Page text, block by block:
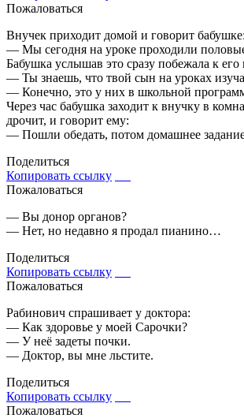
Пожаловаться
Внучек приходит домой и говорит бабушке:
— Мы сегодня на уроке проходили
Бабушка услышав это сразу побежала к его
— Ты знаешь, что твой сын на уроках
— Конечно, это у них в школьной
Через час бабушка заходит к внучку в
дрочит, и говорит ему:
— Пошли обедать, потом домашнее
Поделиться
Копировать ссылку
Пожаловаться
— Вы донор органов?
— Нет, но недавно я продал пианино…
Поделиться
Копировать ссылку
Пожаловаться
Рабинович спрашивает у доктора:
— Как здоровье у моей Сарочки?
— У неё задеты почки.
— Доктор, вы мне льстите.
Поделиться
Копировать ссылку
Пожаловаться